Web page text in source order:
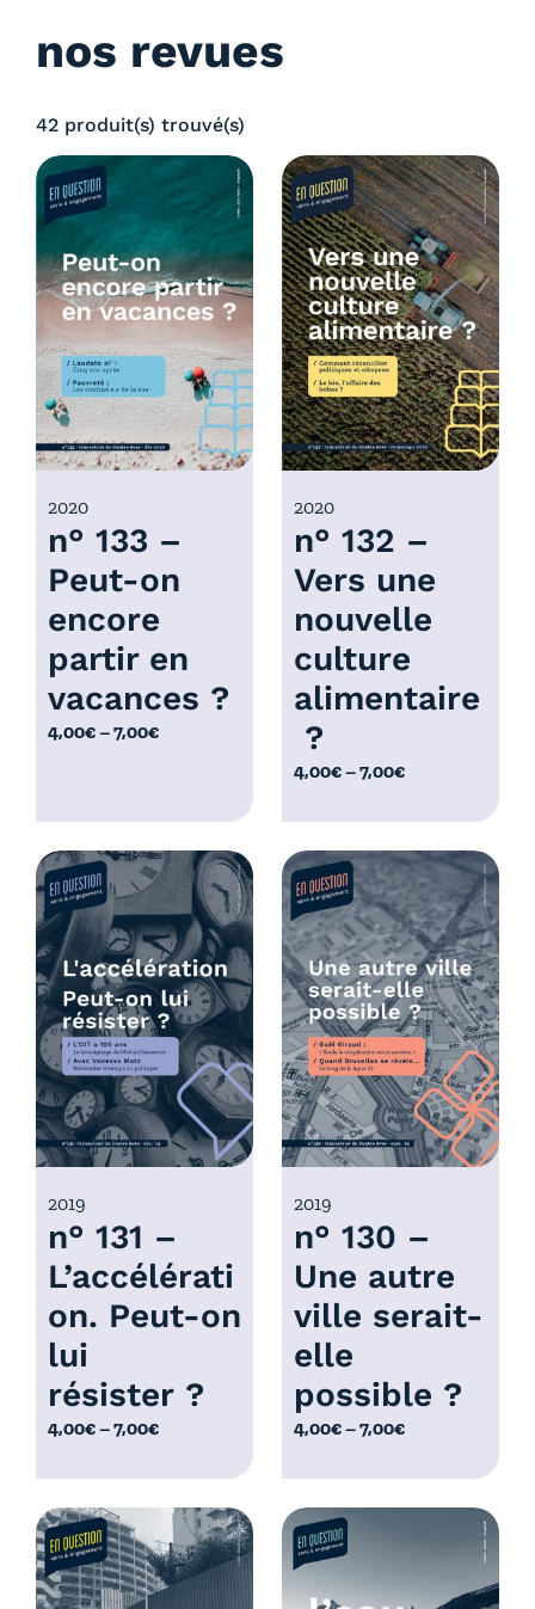
nos revues
42 produit(s) trouvé(s)
n° 133 –
Peut-on
encore
partir en
vacances ?
2020
4,00€–7,00€
P
g
e
d
e
p
r
i
x
:
4
,
0
à
0
0
€
n° 132 –
Vers une
nouvelle
culture
alimentaire
?
2020
4,00€–7,00€
P
a
g
e
d
e
p
r
i
x
:
4
,
0
0
à
7
0
0
€
n° 131 –
L’accélérati
on. Peut-on
lui
résister ?
2019
4,00€–7,00€
P
a
g
e
d
e
n° 130 –
Une autre
ville serait-
elle
possible ?
2019
4,00€–7,00€
P
a
g
e
d